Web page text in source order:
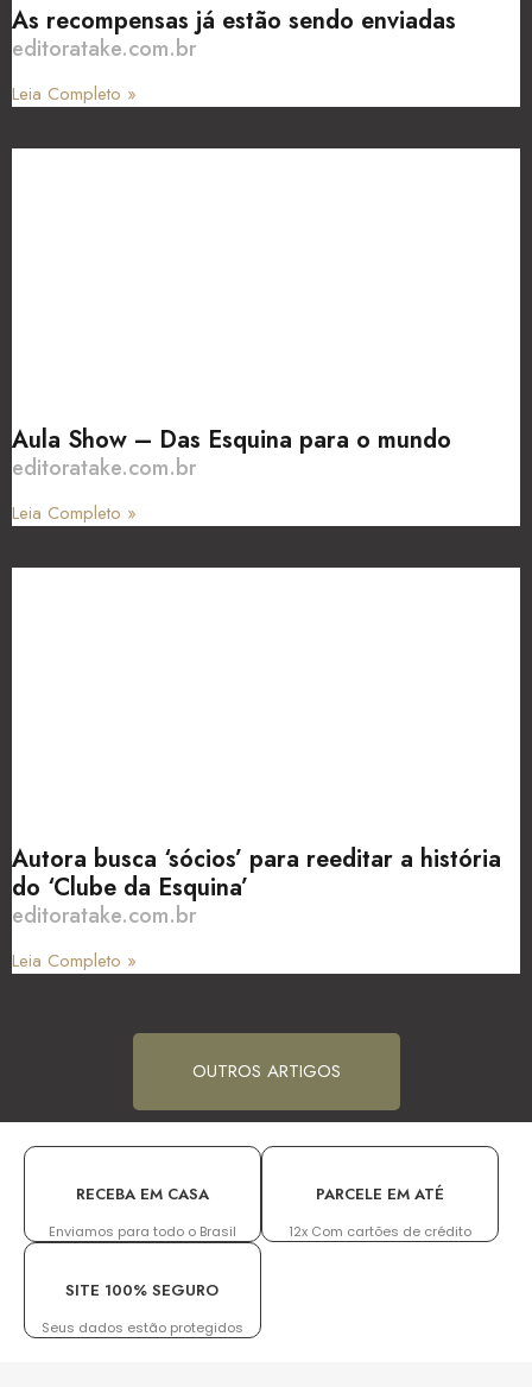
As recompensas já estão sendo enviadas
editoratake.com.br
Leia Completo »
Aula Show – Das Esquina para o mundo
editoratake.com.br
Leia Completo »
Autora busca ‘sócios’ para reeditar a história
do ‘Clube da Esquina’
editoratake.com.br
Leia Completo »
OUTROS ARTIGOS
RECEBA EM CASA
Enviamos para todo o Brasil
PARCELE EM ATÉ
12x Com cartões de crédito
SITE 100% SEGURO
Seus dados estão protegidos